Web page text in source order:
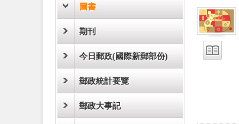
圖書
期刊
今日郵政(國際新郵部份)
郵政統計要覽
郵政大事記